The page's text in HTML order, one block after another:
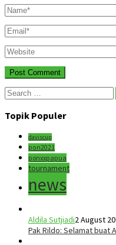
Search
for:
Topik Populer
daviscup
pon2021
ponxxpapua
tournament
news
Aldila Sutjiadi2 August
Pak Rildo: Selamat buat